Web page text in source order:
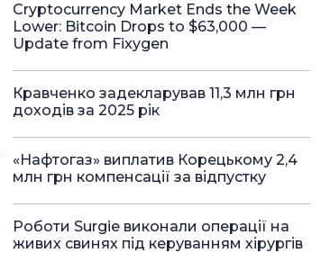
Cryptocurrency Market Ends the Week
Lower: Bitcoin Drops to $63,000 —
Update from Fixygen
Кравченко задекларував 11,3 млн грн
доходів за 2025 рік
«Нафтогаз» виплатив Корецькому 2,4
млн грн компенсації за відпустку
Роботи Surgie виконали операції на
живих свинях під керуванням хірургів